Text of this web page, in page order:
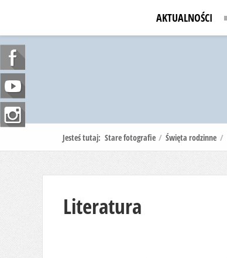
AKTUALNOŚCI
Jesteś tutaj: Stare fotografie / Święta rodzinne /
Literatura